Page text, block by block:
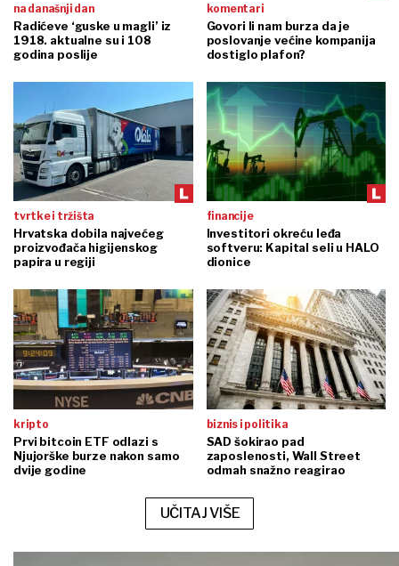
na današnji dan
Radićeve ‘guske u magli’ iz
1918. aktualne su i 108
godina poslije
komentari
Govori li nam burza da je
poslovanje većine kompanija
dostiglo plafon?
tvrtke i tržišta
Hrvatska dobila najvećeg
proizvođača higijenskog
papira u regiji
financije
Investitori okreću leđa
softveru: Kapital seli u HALO
dionice
kripto
Prvi bitcoin ETF odlazi s
Njujorške burze nakon samo
dvije godine
biznis i politika
SAD šokirao pad
zaposlenosti, Wall Street
odmah snažno reagirao
UČITAJ VIŠE